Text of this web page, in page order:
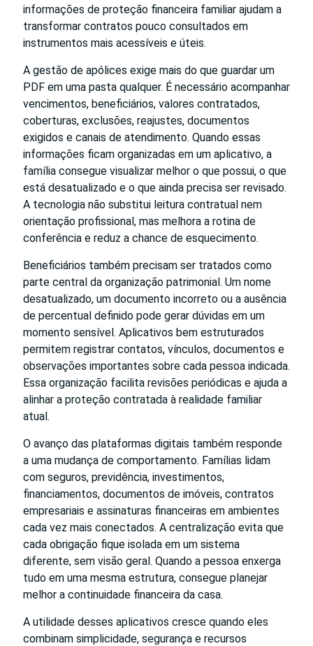
informações de proteção financeira familiar ajudam a
transformar contratos pouco consultados em
instrumentos mais acessíveis e úteis.
A gestão de apólices exige mais do que guardar um
PDF em uma pasta qualquer. É necessário acompanhar
vencimentos, beneficiários, valores contratados,
coberturas, exclusões, reajustes, documentos
exigidos e canais de atendimento. Quando essas
informações ficam organizadas em um aplicativo, a
família consegue visualizar melhor o que possui, o que
está desatualizado e o que ainda precisa ser revisado.
A tecnologia não substitui leitura contratual nem
orientação profissional, mas melhora a rotina de
conferência e reduz a chance de esquecimento.
Beneficiários também precisam ser tratados como
parte central da organização patrimonial. Um nome
desatualizado, um documento incorreto ou a ausência
de percentual definido pode gerar dúvidas em um
momento sensível. Aplicativos bem estruturados
permitem registrar contatos, vínculos, documentos e
observações importantes sobre cada pessoa indicada.
Essa organização facilita revisões periódicas e ajuda a
alinhar a proteção contratada à realidade familiar
atual.
O avanço das plataformas digitais também responde
a uma mudança de comportamento. Famílias lidam
com seguros, previdência, investimentos,
financiamentos, documentos de imóveis, contratos
empresariais e assinaturas financeiras em ambientes
cada vez mais conectados. A centralização evita que
cada obrigação fique isolada em um sistema
diferente, sem visão geral. Quando a pessoa enxerga
tudo em uma mesma estrutura, consegue planejar
melhor a continuidade financeira da casa.
A utilidade desses aplicativos cresce quando eles
combinam simplicidade, segurança e recursos